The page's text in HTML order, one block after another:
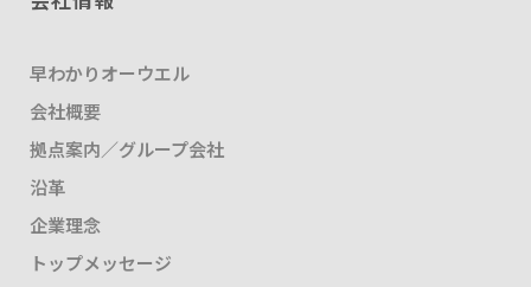
早わかりオーウエル
会社概要
拠点案内／グループ会社
沿革
企業理念
トップメッセージ